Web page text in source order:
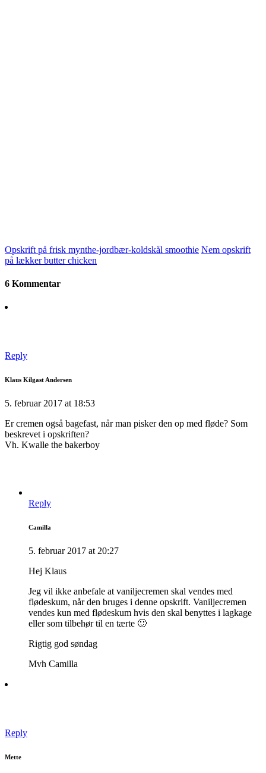
Opskrift på frisk mynthe-jordbær-koldskål smoothie Nem opskrift
på lækker butter chicken
6 Kommentar
Reply
Klaus Kilgast Andersen
5. februar 2017 at 18:53
Er cremen også bagefast, når man pisker den op med fløde? Som
beskrevet i opskriften?
Vh. Kwalle the bakerboy
Reply
Camilla
5. februar 2017 at 20:27
Hej Klaus
Jeg vil ikke anbefale at vaniljecremen skal vendes med
flødeskum, når den bruges i denne opskrift. Vaniljecremen
vendes kun med flødeskum hvis den skal benyttes i lagkage
eller som tilbehør til en tærte 🙂
Rigtig god søndag
Mvh Camilla
Reply
Mette